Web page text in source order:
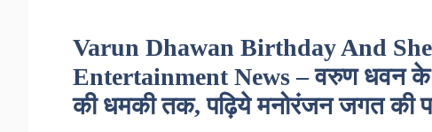
Varun Dhawan Birthday And
Entertainment News – वरुण धवन के
की धमकी तक, पढ़िये मनोरंजन जगत की